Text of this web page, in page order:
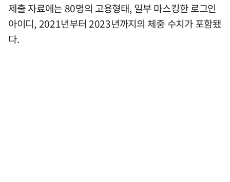
제출 자료에는 80명의 고용형태, 일부 마스킹한 로그인
아이디, 2021년부터 2023년까지의 체중 수치가 포함됐
다.